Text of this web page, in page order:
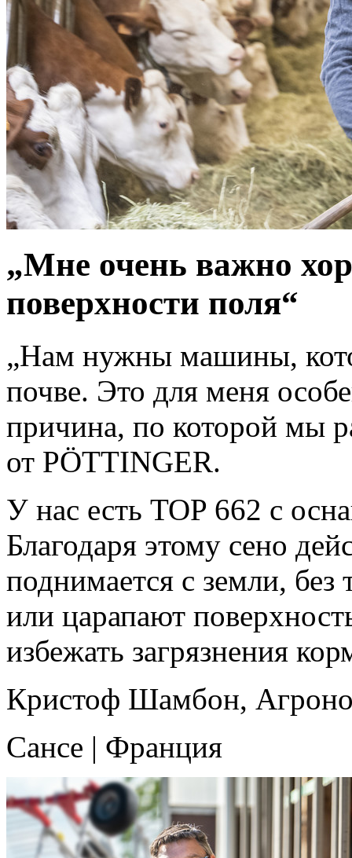
„Мне очень важно
поверхности поля“
„Нам нужны машины,
почве. Это для меня
причина, по которой мы
от PÖTTINGER.
У нас есть TOP 662 с
Благодаря этому сено
поднимается с земли, без
или царапают
избежать загрязнения
Кристоф Шамбон,
Сансе | Франция